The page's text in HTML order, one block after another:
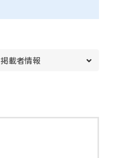
掲載者情報